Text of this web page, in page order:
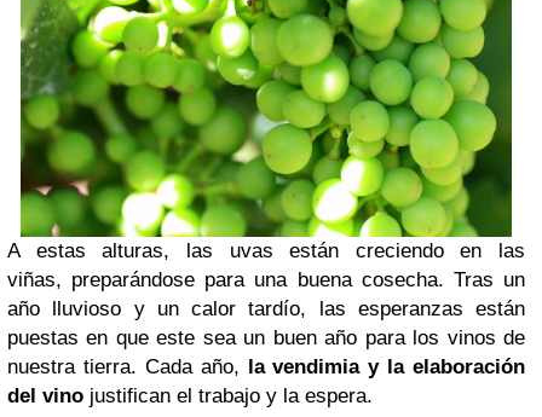
A estas alturas, las uvas están creciendo en las
viñas, preparándose para una buena cosecha. Tras un
año lluvioso y un calor tardío, las esperanzas están
puestas en que este sea un buen año para los vinos de
nuestra tierra. Cada año,
la vendimia y la elaboración
del vino justifican el trabajo y la espera.